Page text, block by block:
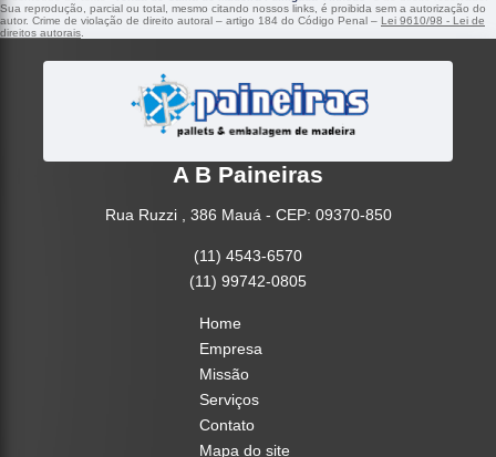
Sua reprodução, parcial ou total, mesmo citando nossos links, é proibida sem a autorização do
autor. Crime de violação de direito autoral – artigo 184 do Código Penal – Lei 9610/98 - Lei de
direitos autorais.
A B Paineiras
Rua Ruzzi , 386 Mauá - CEP: 09370-850
(11) 4543-6570
(11) 99742-0805
Home
Empresa
Missão
Serviços
Contato
Mapa do site